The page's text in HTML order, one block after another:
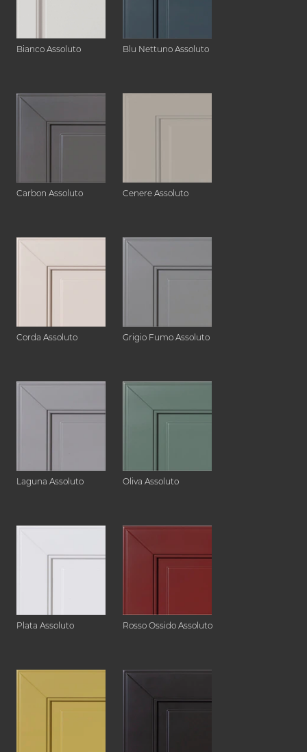
Bianco Assoluto Blu Nettuno Assoluto
Carbon Assoluto Cenere Assoluto
Corda Assoluto Grigio Fumo Assoluto
Laguna Assoluto Oliva Assoluto
Plata Assoluto Rosso Ossido Assoluto